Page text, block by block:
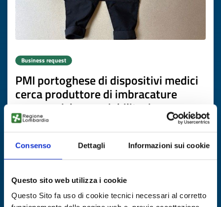
Consenso Dettagli Informazioni sui cookie
Questo sito web utilizza i cookie
Questo Sito fa uso di cookie tecnici necessari al corretto
Business request
PMI portoghese di dispositivi medici
cerca produttore di imbracature
ergonomiche per riabilitazione
ID: BRPT20260416016